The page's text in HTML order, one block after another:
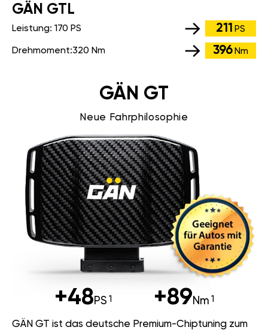
GÄN GTL
Leistung: 170 PS 211 PS
Drehmoment:320 Nm 396 Nm
GÄN GT
Neue Fahrphilosophie
+48PS +89Nm
GÄN GT ist das deutsche Premium-Chiptuning zum